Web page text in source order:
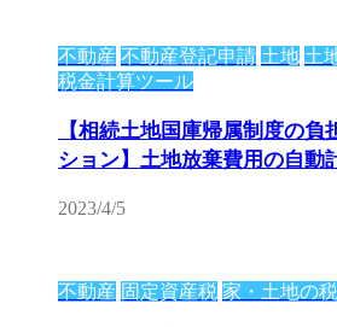
不動産 不動産登記申請 土地 土
税金計算ツール
【相続土地国庫帰属制度の
ション】土地放棄費用の自動
2023/4/5
不動産 固定資産税 家・土地の